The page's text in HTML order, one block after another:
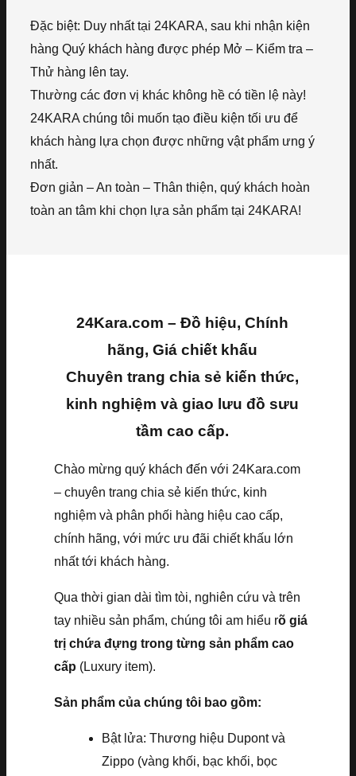
Đặc biệt: Duy nhất tại 24KARA, sau khi nhận kiện
hàng Quý khách hàng được phép Mở – Kiểm tra –
Thử hàng lên tay.
Thường các đơn vị khác không hề có tiền lệ này!
24KARA chúng tôi muốn tạo điều kiện tối ưu để
khách hàng lựa chọn được những vật phẩm ưng ý
nhất.
Đơn giản – An toàn – Thân thiện, quý khách hoàn
toàn an tâm khi chọn lựa sản phẩm tại 24KARA!
24Kara.com – Đồ hiệu, Chính
hãng, Giá chiết khấu
Chuyên trang chia sẻ kiến thức,
kinh nghiệm và giao lưu đồ sưu
tầm cao cấp.
Chào mừng quý khách đến với 24Kara.com
– chuyên trang chia sẻ kiến thức, kinh
nghiệm và phân phối hàng hiệu cao cấp,
chính hãng, với mức ưu đãi chiết khấu lớn
nhất tới khách hàng.
Qua thời gian dài tìm tòi, nghiên cứu và trên
tay nhiều sản phẩm, chúng tôi am hiểu rõ giá
trị chứa đựng trong từng sản phẩm cao
cấp (Luxury item).
Sản phẩm của chúng tôi bao gồm:
Bật lửa: Thương hiệu Dupont và
Zippo (vàng khối, bạc khối, bọc